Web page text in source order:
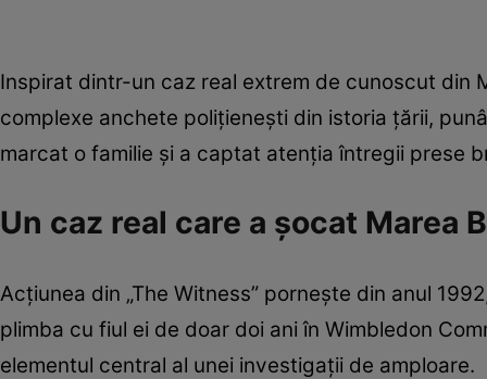
Inspirat dintr-un caz real extrem de cunoscut din
complexe anchete polițienești din istoria țării,
marcat o familie și a captat atenția întregii prese
Un caz real care a șocat Marea
Acțiunea din „The Witness” pornește din anul
plimba cu fiul ei de doar doi ani în Wimbledon
elementul central al unei investigații de amploare.